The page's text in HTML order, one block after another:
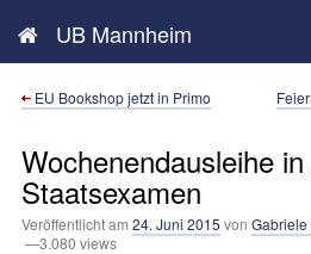
UB Mannheim
Neues aus der
EU Bookshop jetzt in Primo
Wochenendausleihe
Staatsexamen
Veröffentlicht am 24. Juni 2015 von Gabriele
—3.080 views